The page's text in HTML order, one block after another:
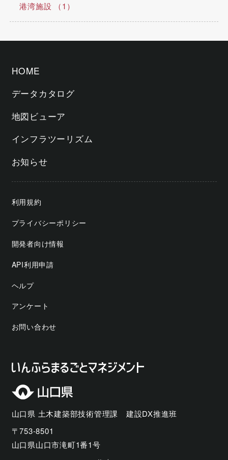
港湾施設 （1）
HOME
データカタログ
地図ビューア
インフラツーリズム
お知らせ
利用規約
プライバシーポリシー
開発者向け情報
API利用申請
ヘルプ
アンケート
お問い合わせ
山口県 土木建築部技術管理課 建設DX推進班
〒753-8501
山口県山口市滝町1番1号